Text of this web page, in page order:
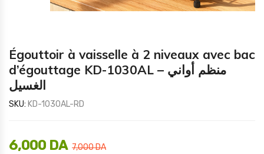
Égouttoir à vaisselle à 2 niveaux avec bac
d’égouttage KD-1030AL – منظم أواني
الغسيل
SKU: KD-1030AL-RD
7,000DA
6,000 DA